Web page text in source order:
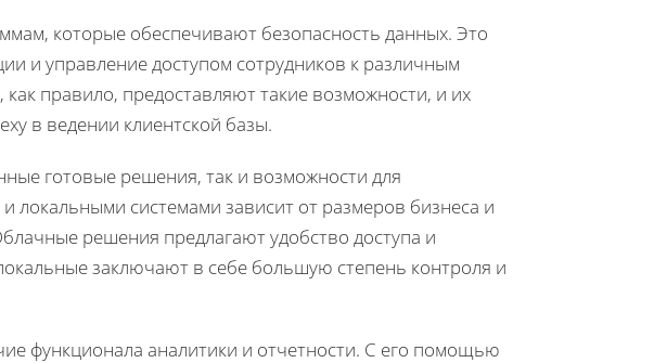
которые обеспечивают безопасность данных. Это
и управление доступом сотрудников к различным
правило, предоставляют такие возможности, и их
в ведении клиентской базы.
готовые решения, так и возможности для
системами зависит от размеров бизнеса и
решения предлагают удобство доступа и
заключают в себе большую степень контроля и
функционала аналитики и отчетности. С его помощью